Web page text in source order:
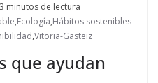
3 minutos de lectura
,Ecología,Hábitos sostenibles
,Vitoria-Gasteiz
que ayudan